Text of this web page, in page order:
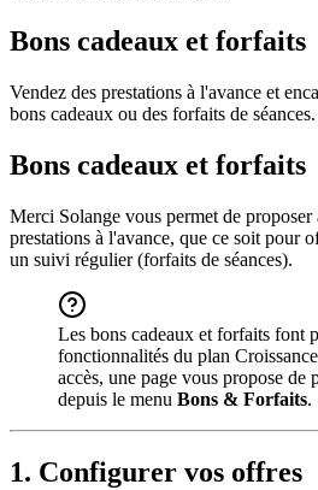
Bons cadeaux et forfaits
Vendez des prestations à l'avance et
bons cadeaux ou des forfaits de séances.
Bons cadeaux et forfaits
Merci Solange vous permet de proposer
prestations à l'avance, que ce soit pour
un suivi régulier (forfaits de séances).
Les bons cadeaux et forfaits font
fonctionnalités du plan
accès, une page vous propose de
depuis le menu Bons & Forfaits.
1. Configurer vos offres